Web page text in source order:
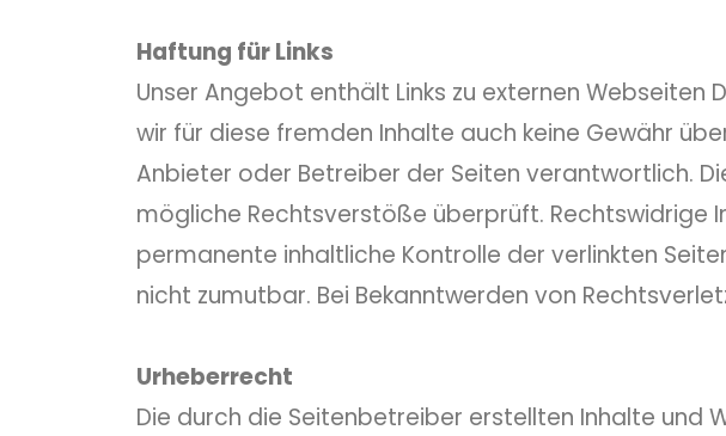
Haftung für Links
Unser Angebot enthält Links zu externen Webseiten
wir für diese fremden Inhalte auch keine Gewähr
Anbieter oder Betreiber der Seiten verantwortlich.
mögliche Rechtsverstöße überprüft. Rechtswidrige
permanente inhaltliche Kontrolle der verlinkten
nicht zumutbar. Bei Bekanntwerden von
Urheberrecht
Die durch die Seitenbetreiber erstellten Inhalte und